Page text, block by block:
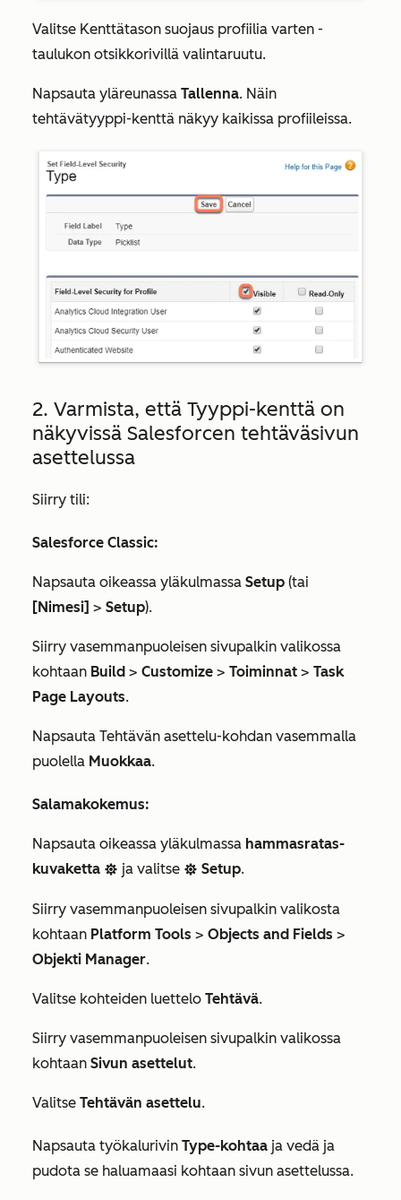
Valitse Kenttätason suojaus profiilia varten -
taulukon otsikkorivillä valintaruutu.
Napsauta yläreunassa Tallenna. Näin
tehtävätyyppi-kenttä näkyy kaikissa profiileissa.
2. Varmista, että Tyyppi-kenttä on
näkyvissä Salesforcen tehtäväsivun
asettelussa
Siirry tili:
Salesforce Classic:
Napsauta oikeassa yläkulmassa Setup (tai
[Nimesi] > Setup).
Siirry vasemmanpuoleisen sivupalkin valikossa
kohtaan Build > Customize > Toiminnat > Task
Page Layouts.
Napsauta Tehtävän asettelu-kohdan vasemmalla
puolella Muokkaa.
Salamakokemus:
Napsauta oikeassa yläkulmassa hammasratas-
kuvaketta settings ja valitse settings Setup.
Siirry vasemmanpuoleisen sivupalkin valikosta
kohtaan Platform Tools > Objects and Fields >
Objekti Manager.
Valitse kohteiden luettelo Tehtävä.
Siirry vasemmanpuoleisen sivupalkin valikossa
kohtaan Sivun asettelut.
Valitse Tehtävän asettelu.
Napsauta työkalurivin Type-kohtaa ja vedä ja
pudota se haluamaasi kohtaan sivun asettelussa.